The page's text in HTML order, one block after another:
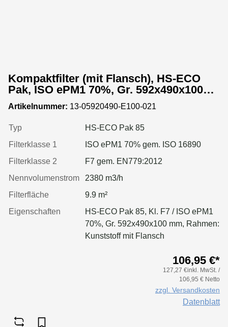
Kompaktfilter (mit Flansch), HS-ECO
Pak, ISO ePM1 70%, Gr. 592x490x100
mm, Rahmen:Kunststoff
Artikelnummer: 13-05920490-E100-021
Typ
HS-ECO Pak 85
Filterklasse 1
ISO ePM1 70% gem. ISO 16890
Filterklasse 2
F7 gem. EN779:2012
Nennvolumenstrom
2380 m3/h
Filterfläche
9.9 m²
Eigenschaften
HS-ECO Pak 85, Kl. F7 / ISO ePM1
70%, Gr. 592x490x100 mm, Rahmen:
Kunststoff mit Flansch
106,95 €*
127,27 €inkl. MwSt. /
106,95 € Netto
zzgl. Versandkosten
Datenblatt